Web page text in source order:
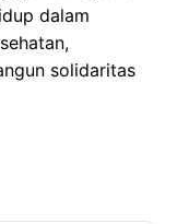
dalam
solidaritas